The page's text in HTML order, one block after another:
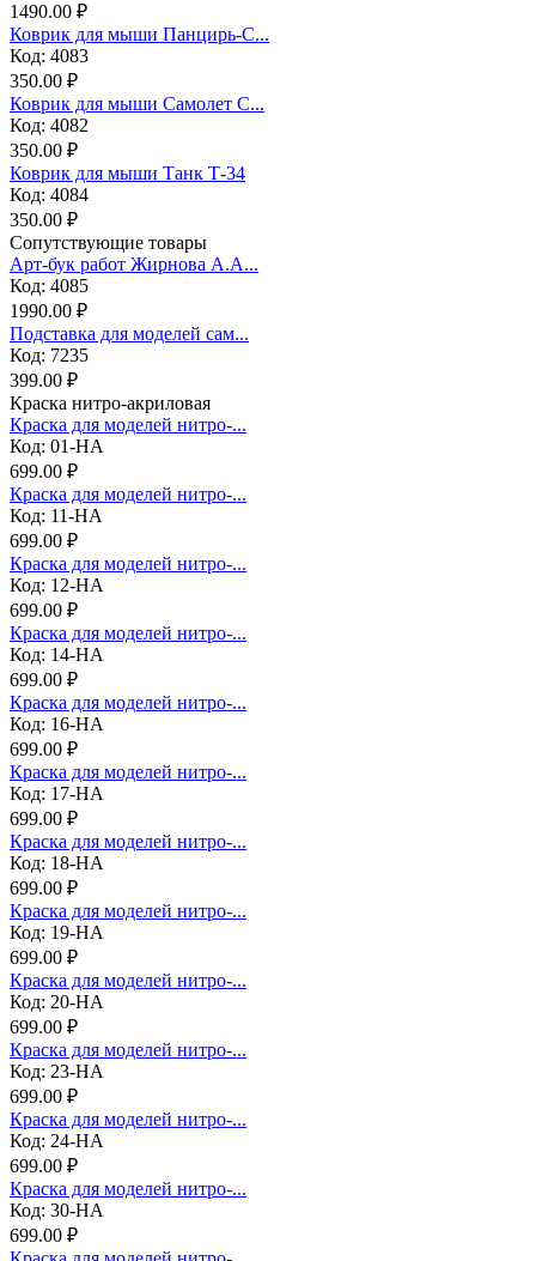
1490.00 ₽
Коврик для мыши Панцирь-С...
Код: 4083
350.00 ₽
Коврик для мыши Самолет С...
Код: 4082
350.00 ₽
Коврик для мыши Танк Т-34
Код: 4084
350.00 ₽
Сопутствующие товары
Арт-бук работ Жирнова А.А...
Код: 4085
1990.00 ₽
Подставка для моделей сам...
Код: 7235
399.00 ₽
Краска нитро-акриловая
Краска для моделей нитро-...
Код: 01-НА
699.00 ₽
Краска для моделей нитро-...
Код: 11-НА
699.00 ₽
Краска для моделей нитро-...
Код: 12-НА
699.00 ₽
Краска для моделей нитро-...
Код: 14-НА
699.00 ₽
Краска для моделей нитро-...
Код: 16-НА
699.00 ₽
Краска для моделей нитро-...
Код: 17-НА
699.00 ₽
Краска для моделей нитро-...
Код: 18-НА
699.00 ₽
Краска для моделей нитро-...
Код: 19-НА
699.00 ₽
Краска для моделей нитро-...
Код: 20-НА
699.00 ₽
Краска для моделей нитро-...
Код: 23-НА
699.00 ₽
Краска для моделей нитро-...
Код: 24-НА
699.00 ₽
Краска для моделей нитро-...
Код: 30-НА
699.00 ₽